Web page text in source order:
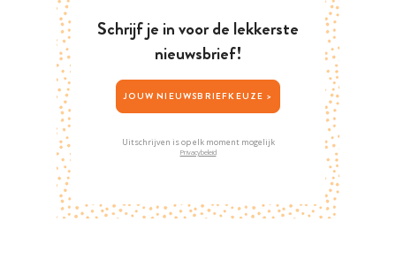
Schrijf je in voor de lekkerste
nieuwsbrief!
JOUW NIEUWSBRIEFKEUZE >
Uitschrijven is op elk moment mogelijk
Privacybeleid